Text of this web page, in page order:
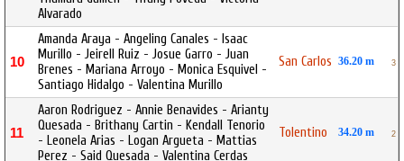
Alvarado
10
Amanda Araya - Angeling Canales - Isaac
Murillo - Jeirell Ruiz - Josue Garro - Juan
Brenes - Mariana Arroyo - Monica Esquivel -
Santiago Hidalgo - Valentina Murillo
San Carlos 36.20 m 3
11
Aaron Rodriguez - Annie Benavides - Arianty
Quesada - Brithany Cartin - Kendall Tenorio
- Leonela Arias - Logan Argueta - Mattias
Perez - Said Quesada - Valentina Cerdas
Tolentino 34.20 m 2